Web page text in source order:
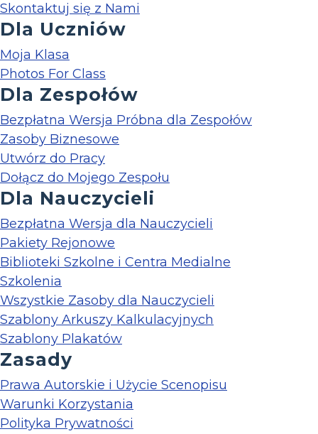
Skontaktuj się z Nami
Dla Uczniów
Moja Klasa
Photos For Class
Dla Zespołów
Bezpłatna Wersja Próbna dla Zespołów
Zasoby Biznesowe
Utwórz do Pracy
Dołącz do Mojego Zespołu
Dla Nauczycieli
Bezpłatna Wersja dla Nauczycieli
Pakiety Rejonowe
Biblioteki Szkolne i Centra Medialne
Szkolenia
Wszystkie Zasoby dla Nauczycieli
Szablony Arkuszy Kalkulacyjnych
Szablony Plakatów
Zasady
Prawa Autorskie i Użycie Scenopisu
Warunki Korzystania
Polityka Prywatności